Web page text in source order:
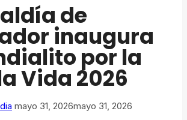
de
inaugura
por la
Vida 2026
mayo 31, 2026mayo 31, 2026